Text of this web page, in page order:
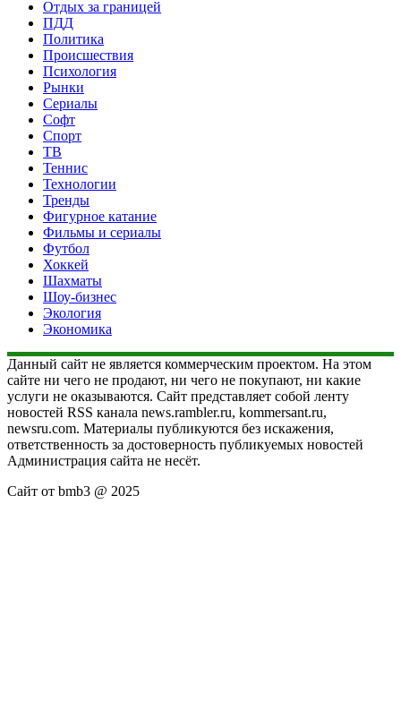
Отдых за границей
ПДД
Политика
Происшествия
Психология
Рынки
Сериалы
Софт
Спорт
ТВ
Теннис
Технологии
Тренды
Фигурное катание
Фильмы и сериалы
Футбол
Хоккей
Шахматы
Шоу-бизнес
Экология
Экономика
Данный сайт не является коммерческим проектом. На этом
сайте ни чего не продают, ни чего не покупают, ни какие
услуги не оказываются. Сайт представляет собой ленту
новостей RSS канала news.rambler.ru, kommersant.ru,
newsru.com. Материалы публикуются без искажения,
ответственность за достоверность публикуемых новостей
Администрация сайта не несёт.
Сайт от bmb3 @ 2025